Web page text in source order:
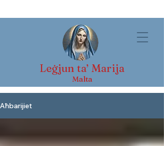
Leġjun ta’ Marija
Malta
Aħbarijiet